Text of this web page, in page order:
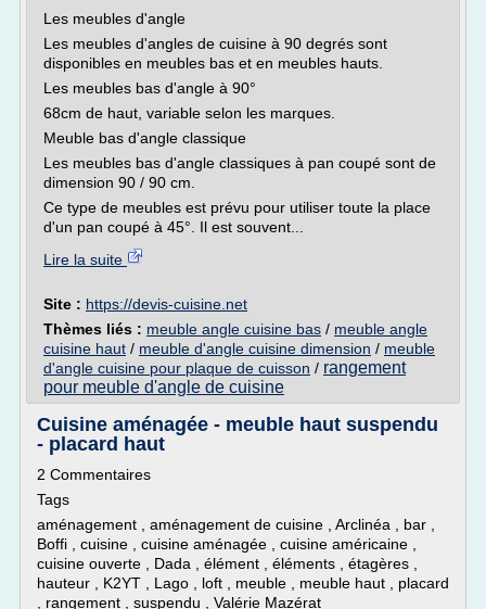
Les meubles d'angle
Les meubles d'angles de cuisine à 90 degrés sont
disponibles en meubles bas et en meubles hauts.
Les meubles bas d'angle à 90°
68cm de haut, variable selon les marques.
Meuble bas d'angle classique
Les meubles bas d'angle classiques à pan coupé sont de
dimension 90 / 90 cm.
Ce type de meubles est prévu pour utiliser toute la place
d'un pan coupé à 45°. Il est souvent...
Lire la suite
Site : https://devis-cuisine.net
Thèmes liés : meuble angle cuisine bas / meuble angle
cuisine haut / meuble d'angle cuisine dimension / meuble
d'angle cuisine pour plaque de cuisson / rangement
pour meuble d'angle de cuisine
Cuisine aménagée - meuble haut suspendu
- placard haut
2 Commentaires
Tags
aménagement , aménagement de cuisine , Arclinéa , bar ,
Boffi , cuisine , cuisine aménagée , cuisine américaine ,
cuisine ouverte , Dada , élément , éléments , étagères ,
hauteur , K2YT , Lago , loft , meuble , meuble haut , placard
, rangement , suspendu , Valérie Mazérat